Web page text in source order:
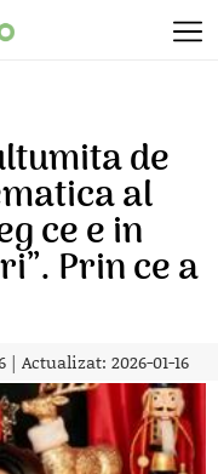
de
al
ce e in
Prin ce a
| Actualizat: 2026-01-16